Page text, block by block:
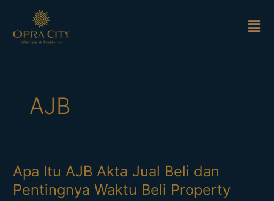
konten
AJB
Apa Itu AJB Akta Jual Beli dan
Pentingnya Waktu Beli Property
Apa
Itu
AJB